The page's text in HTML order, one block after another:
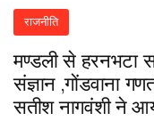
राजनीति
मण्डली से हरनभटा
संज्ञान ,गोंडवाना
सतीश नागवंशी ने